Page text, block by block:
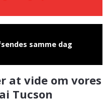
samme dag
at vide om vores
Tucson